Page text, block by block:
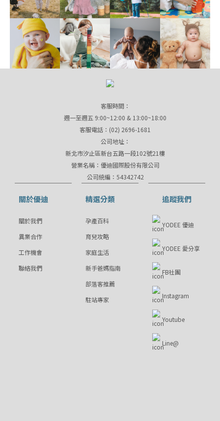
客服時間：
週一至週五 9:00~12:00 & 13:00~18:00
客服電話：(02) 2696-1681
公司地址：
新北市汐止區新台五路一段102號21樓
營業名稱：優迪國際股份有限公司
公司統編：54342742
關於優迪
關於我們
異業合作
工作機會
聯絡我們
精選分類
孕產百科
育兒攻略
家庭生活
新手爸媽指南
部落客推薦
駐站專家
追蹤我們
YODEE 優迪
YODEE 愛分享
FB社團
Instagram
Youtube
Line@